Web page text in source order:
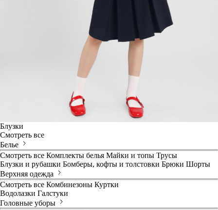
Блузки
Смотреть все
Белье
Смотреть все Комплекты белья Майки и топы Трусы
Блузки и рубашки Бомберы, кофты и толстовки Брюки Шорты
Верхняя одежда
Смотреть все Комбинезоны Куртки
Водолазки Галстуки
Головные уборы